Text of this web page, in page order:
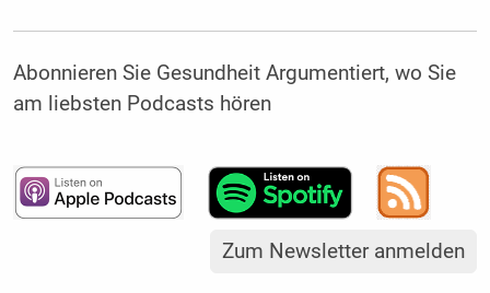
Abonnieren Sie Gesundheit Argumentiert, wo Sie
am liebsten Podcasts hören
Zum Newsletter anmelden